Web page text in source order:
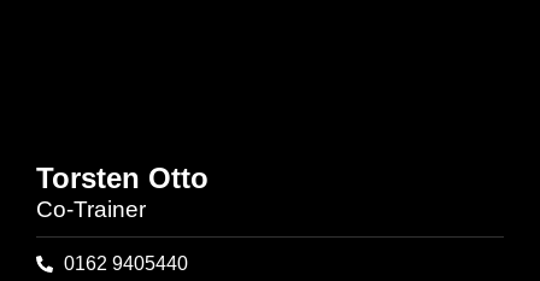
Torsten Otto
Co-Trainer
0162 9405440